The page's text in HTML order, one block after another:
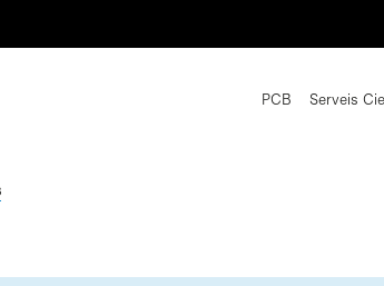
PCB Serveis